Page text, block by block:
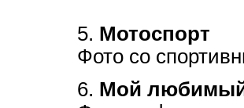
5. Мотоспорт
Фото со
6. Мой